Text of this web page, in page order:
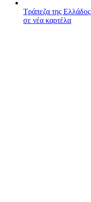
Τράπεζα της Ελλάδος
σε νέα καρτέλα